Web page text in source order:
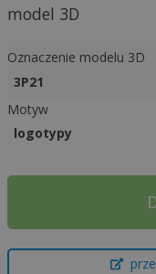
model 3D
Oznaczenie modelu 3D
3P21
Motyw
logotypy
A